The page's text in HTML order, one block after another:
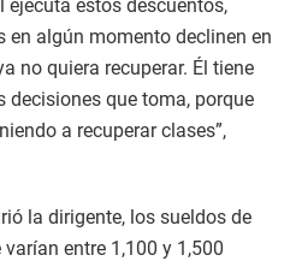
ejecuta estos descuentos,
en algún momento declinen en
no quiera recuperar. Él tiene
decisiones que toma, porque
a recuperar clases”,
la dirigente, los sueldos de
entre 1,100 y 1,500